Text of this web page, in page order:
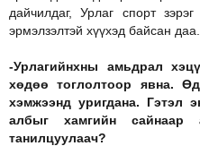
дайчилдаг, Урлаг спорт
эрмэлзэлтэй хүүхэд байсан даа.
-Урлагийнхны амьдрал
хөдөө тоглолтоор явна.
хэмжээнд уригдана. Гэтэл
албыг хамгийн
танилцуулаач?